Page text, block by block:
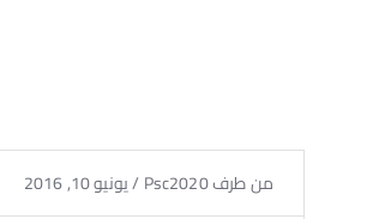
من طرفPsc2020
/يونيو 10, 2016